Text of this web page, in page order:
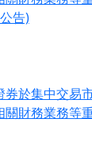
告)
券於集中交易
關財務業務等